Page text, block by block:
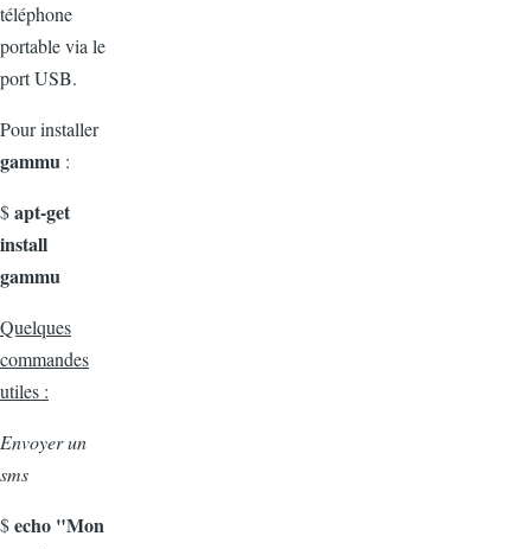
téléphone
portable via le
port USB.
Pour installer
gammu :
$apt-get
install
gammu
Quelques
commandes
utiles :
Envoyer un
sms
$echo "Mon